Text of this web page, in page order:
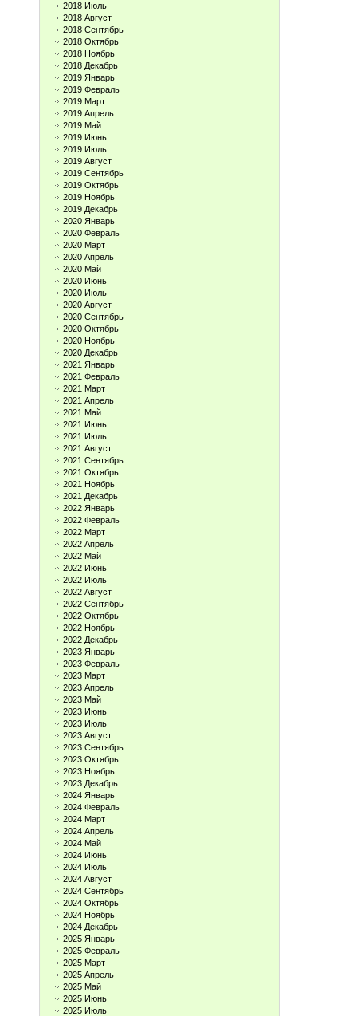
2018 Июль
2018 Август
2018 Сентябрь
2018 Октябрь
2018 Ноябрь
2018 Декабрь
2019 Январь
2019 Февраль
2019 Март
2019 Апрель
2019 Май
2019 Июнь
2019 Июль
2019 Август
2019 Сентябрь
2019 Октябрь
2019 Ноябрь
2019 Декабрь
2020 Январь
2020 Февраль
2020 Март
2020 Апрель
2020 Май
2020 Июнь
2020 Июль
2020 Август
2020 Сентябрь
2020 Октябрь
2020 Ноябрь
2020 Декабрь
2021 Январь
2021 Февраль
2021 Март
2021 Апрель
2021 Май
2021 Июнь
2021 Июль
2021 Август
2021 Сентябрь
2021 Октябрь
2021 Ноябрь
2021 Декабрь
2022 Январь
2022 Февраль
2022 Март
2022 Апрель
2022 Май
2022 Июнь
2022 Июль
2022 Август
2022 Сентябрь
2022 Октябрь
2022 Ноябрь
2022 Декабрь
2023 Январь
2023 Февраль
2023 Март
2023 Апрель
2023 Май
2023 Июнь
2023 Июль
2023 Август
2023 Сентябрь
2023 Октябрь
2023 Ноябрь
2023 Декабрь
2024 Январь
2024 Февраль
2024 Март
2024 Апрель
2024 Май
2024 Июнь
2024 Июль
2024 Август
2024 Сентябрь
2024 Октябрь
2024 Ноябрь
2024 Декабрь
2025 Январь
2025 Февраль
2025 Март
2025 Апрель
2025 Май
2025 Июнь
2025 Июль